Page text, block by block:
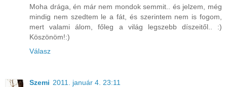
Moha drága, én már nem mondok semmit.. és jelzem, még
mindig nem szedtem le a fát, és szerintem nem is fogom,
mert valami álom, főleg a világ legszebb díszeitől.. :)
Köszönöm!:)
Válasz
Szemi 2011. január 4. 23:11